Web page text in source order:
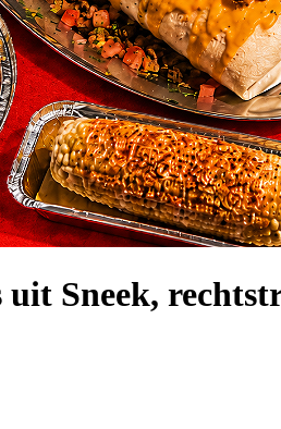
uit Sneek,